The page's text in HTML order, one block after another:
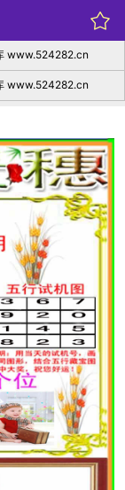
www.524282.cn
www.524282.cn